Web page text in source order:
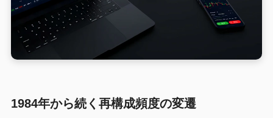
1984年から続く再構成頻度の変遷